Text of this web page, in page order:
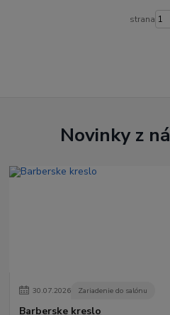
strana
Novinky z
30.07.2026 Zariadenie do salónu
Barberske kreslo